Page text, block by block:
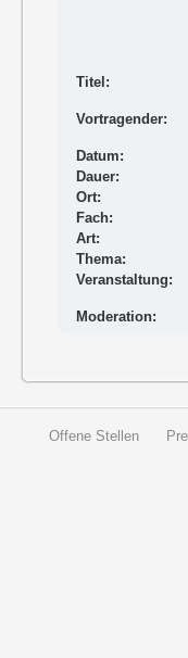
Titel:
Vortragender:
Datum:
Dauer:
Ort:
Fach:
Art:
Thema:
Veranstaltung:
Moderation:
Offene Stellen